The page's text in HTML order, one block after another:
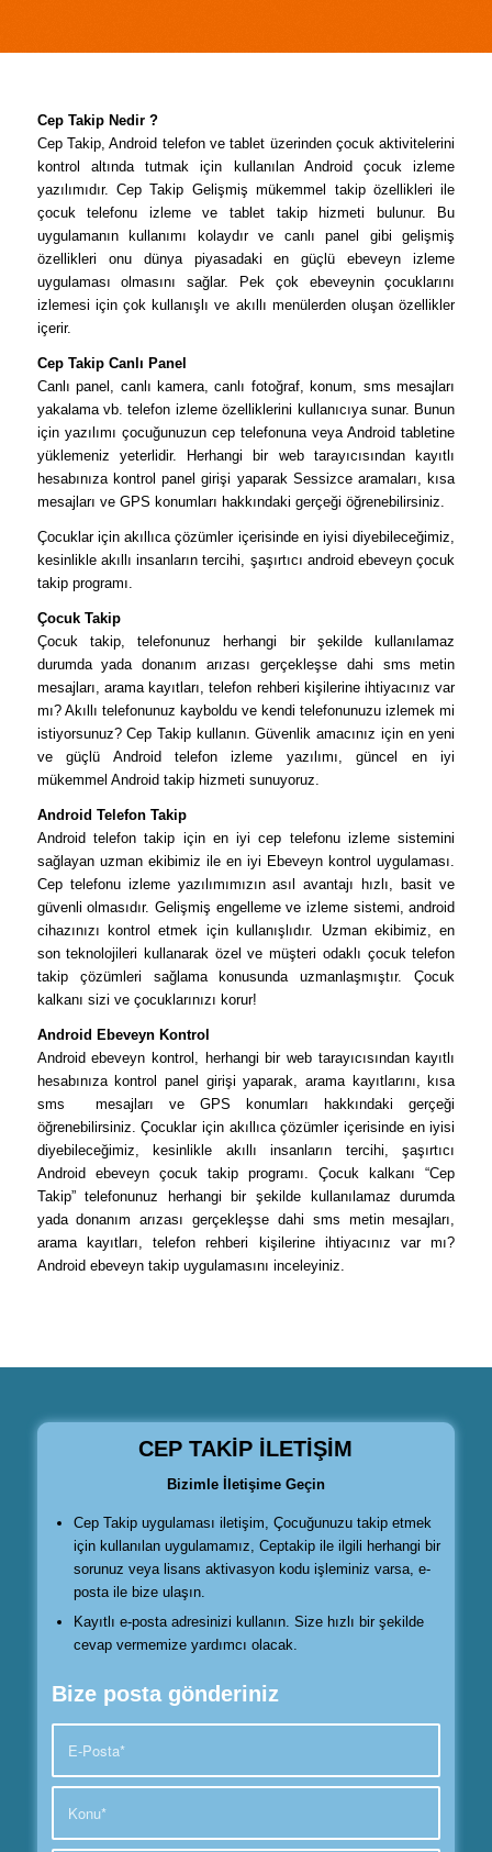
Cep Takip Nedir ?
Cep Takip, Android telefon ve tablet üzerinden çocuk aktivitelerini
kontrol altında tutmak için kullanılan Android çocuk izleme
yazılımıdır. Cep Takip Gelişmiş mükemmel takip özellikleri ile
çocuk telefonu izleme ve tablet takip hizmeti bulunur. Bu
uygulamanın kullanımı kolaydır ve canlı panel gibi gelişmiş
özellikleri onu dünya piyasadaki en güçlü ebeveyn izleme
uygulaması olmasını sağlar. Pek çok ebeveynin çocuklarını
izlemesi için çok kullanışlı ve akıllı menülerden oluşan özellikler
içerir.
Cep Takip Canlı Panel
Canlı panel, canlı kamera, canlı fotoğraf, konum, sms mesajları
yakalama vb. telefon izleme özelliklerini kullanıcıya sunar. Bunun
için yazılımı çocuğunuzun cep telefonuna veya Android tabletine
yüklemeniz yeterlidir. Herhangi bir web tarayıcısından kayıtlı
hesabınıza kontrol panel girişi yaparak Sessizce aramaları, kısa
mesajları ve GPS konumları hakkındaki gerçeği öğrenebilirsiniz.
Çocuklar için akıllıca çözümler içerisinde en iyisi diyebileceğimiz,
kesinlikle akıllı insanların tercihi, şaşırtıcı android ebeveyn çocuk
takip programı.
Çocuk Takip
Çocuk takip, telefonunuz herhangi bir şekilde kullanılamaz
durumda yada donanım arızası gerçekleşse dahi sms metin
mesajları, arama kayıtları, telefon rehberi kişilerine ihtiyacınız var
mı? Akıllı telefonunuz kayboldu ve kendi telefonunuzu izlemek mi
istiyorsunuz? Cep Takip kullanın. Güvenlik amacınız için en yeni
ve güçlü Android telefon izleme yazılımı, güncel en iyi
mükemmel Android takip hizmeti sunuyoruz.
Android Telefon Takip
Android telefon takip için en iyi cep telefonu izleme sistemini
sağlayan uzman ekibimiz ile en iyi Ebeveyn kontrol uygulaması.
Cep telefonu izleme yazılımımızın asıl avantajı hızlı, basit ve
güvenli olmasıdır. Gelişmiş engelleme ve izleme sistemi, android
cihazınızı kontrol etmek için kullanışlıdır. Uzman ekibimiz, en
son teknolojileri kullanarak özel ve müşteri odaklı çocuk telefon
takip çözümleri sağlama konusunda uzmanlaşmıştır. Çocuk
kalkanı sizi ve çocuklarınızı korur!
Android Ebeveyn Kontrol
Android ebeveyn kontrol, herhangi bir web tarayıcısından kayıtlı
hesabınıza kontrol panel girişi yaparak, arama kayıtlarını, kısa
sms mesajları ve GPS konumları hakkındaki gerçeği
öğrenebilirsiniz. Çocuklar için akıllıca çözümler içerisinde en iyisi
diyebileceğimiz, kesinlikle akıllı insanların tercihi, şaşırtıcı
Android ebeveyn çocuk takip programı. Çocuk kalkanı “Cep
Takip” telefonunuz herhangi bir şekilde kullanılamaz durumda
yada donanım arızası gerçekleşse dahi sms metin mesajları,
arama kayıtları, telefon rehberi kişilerine ihtiyacınız var mı?
Android ebeveyn takip uygulamasını inceleyiniz.
CEP TAKİP İLETİŞİM
Bizimle İletişime Geçin
Cep Takip uygulaması iletişim, Çocuğunuzu takip etmek
için kullanılan uygulamamız, Ceptakip ile ilgili herhangi bir
sorunuz veya lisans aktivasyon kodu işleminiz varsa, e-
posta ile bize ulaşın.
Kayıtlı e-posta adresinizi kullanın. Size hızlı bir şekilde
cevap vermemize yardımcı olacak.
Bize posta gönderiniz